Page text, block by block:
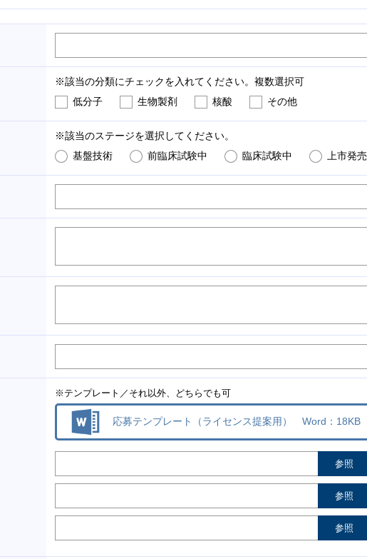
※該当の分類にチェックを入れてください。複数選択可
低分子
生物製剤 核酸 その他
※該当のステージを選択してください。
基盤技術
前臨床試験中 臨床試験中 上市発
※テンプレート／それ以外、どちらでも可
応募テンプレート（ライセンス提案用） Word：18KB